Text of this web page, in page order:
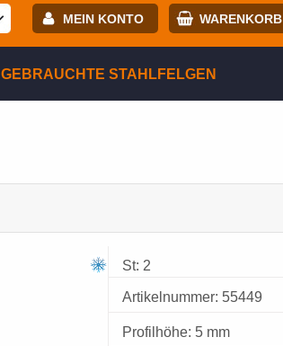
MEIN KONTO WARENKORB
Registrierung ANMELDEN
GEBRAUCHTE STAHLFELGEN
St: 2
Artikelnummer: 55449
Profilhöhe: 5 mm